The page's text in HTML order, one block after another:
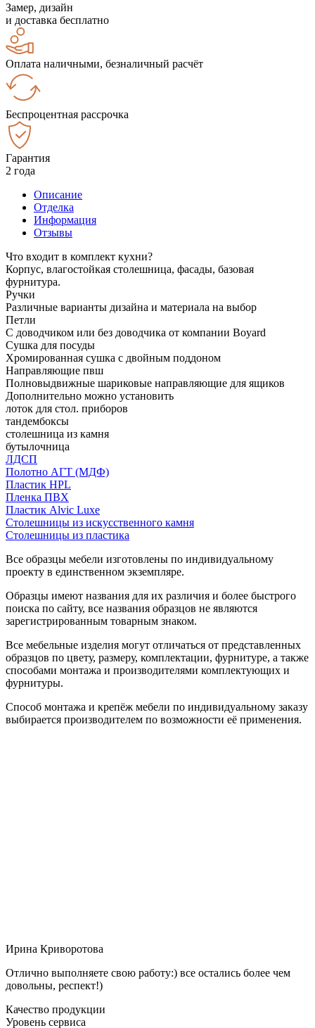
Замер, дизайн
и доставка бесплатно
Оплата наличными, безналичный расчёт
Беспроцентная рассрочка
Гарантия
2 года
Описание
Отделка
Информация
Отзывы
Что входит в комплект кухни?
Корпус, влагостойкая столешница, фасады, базовая
фурнитура.
Ручки
Различные варианты дизайна и материала на выбор
Петли
С доводчиком или без доводчика от компании Boyard
Сушка для посуды
Хромированная сушка с двойным поддоном
Направляющие пвш
Полновыдвижные шариковые направляющие для ящиков
Дополнительно можно установить
лоток для стол. приборов
тандембоксы
столешница из камня
бутылочница
ЛДСП
Полотно АГТ (МДФ)
Пластик HPL
Пленка ПВХ
Пластик Alvic Luxe
Столешницы из искусственного камня
Столешницы из пластика
Все образцы мебели изготовлены по индивидуальному
проекту в единственном экземпляре.
Образцы имеют названия для их различия и более быстрого
поиска по сайту, все названия образцов не являются
зарегистрированным товарным знаком.
Все мебельные изделия могут отличаться от представленных
образцов по цвету, размеру, комплектации, фурнитуре, а также
способами монтажа и производителями комплектующих и
фурнитуры.
Способ монтажа и крепёж мебели по индивидуальному заказу
выбирается производителем по возможности её применения.
Ирина Криворотова
Отлично выполняете свою работу:) все остались более чем
довольны, респект!)
Качество продукции
Уровень сервиса